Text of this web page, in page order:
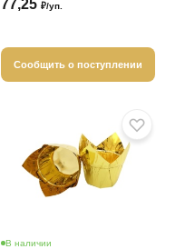
77,25 ₽/уп.
Сообщить о поступлении
В наличии